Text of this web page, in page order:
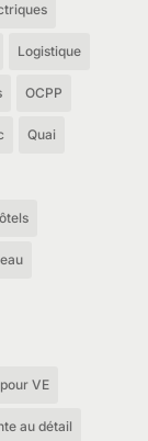
Logistique
OCPP
Quai
VE
au détail